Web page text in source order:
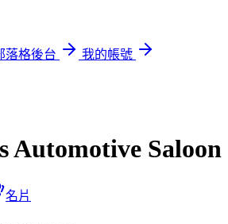
落格後台
我的帳號
Automotive Saloon
名片